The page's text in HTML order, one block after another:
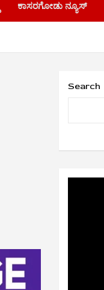
ಕಾಸರಗೋಡು ನ್ಯೂಸ್
Search